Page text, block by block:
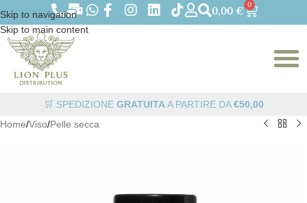
Skip to navigation
Skip to main content
0,00 € 0
🛒 SPEDIZIONE GRATUITA A PARTIRE DA€50,00
Home/Viso/Pelle secca